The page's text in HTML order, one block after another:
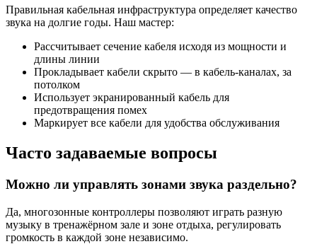
Правильная кабельная инфраструктура определяет качество
звука на долгие годы. Наш мастер:
Рассчитывает сечение кабеля исходя из мощности и
длины линии
Прокладывает кабели скрыто — в кабель-каналах, за
потолком
Использует экранированный кабель для
предотвращения помех
Маркирует все кабели для удобства обслуживания
Часто задаваемые вопросы
Можно ли управлять зонами звука раздельно?
Да, многозонные контроллеры позволяют играть разную
музыку в тренажёрном зале и зоне отдыха, регулировать
громкость в каждой зоне независимо.